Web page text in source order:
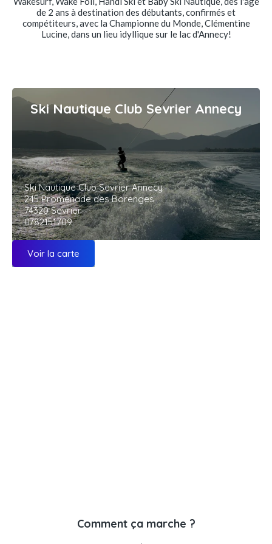
de 2 ans à destination des débutants, confirmés et
compétiteurs, avec la Championne du Monde, Clémentine
Lucine, dans un lieu idyllique sur le lac d'Annecy!
Ski Nautique Club Sevrier Annecy
Ski Nautique Club Sevrier Annecy
245 Promenade des Borenges
74320 Sevrier
0782151709
Voir la carte
Comment ça marche ?